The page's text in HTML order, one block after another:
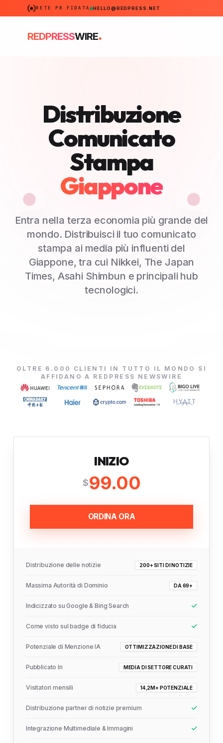
RETE PR FIDATA HELLO@REDPRESS.NET
REDPRESSWIRE.
Distribuzione
Comunicato
Stampa
Giappone
Entra nella terza economia più grande del
mondo. Distribuisci il tuo comunicato
stampa ai media più influenti del
Giappone, tra cui Nikkei, The Japan
Times, Asahi Shimbun e principali hub
tecnologici.
OLTRE 6.000 CLIENTI IN TUTTO IL MONDO SI
AFFIDANO A REDPRESS NEWSWIRE
INIZIO
$99.00
ORDINA ORA
Distribuzione delle notizie 200+ SITI DI NOTIZIE
Massima Autorità di Dominio DA 69+
Indicizzato su Google & Bing Search
Come visto sul badge di fiducia
Potenziale di Menzione IA OTTIMIZZAZIONE DI BASE
Pubblicato In MEDIA DI SETTORE CURATI
Visitatori mensili 14,2M+ POTENZIALE
Distribuzione partner di notizie premium
Integrazione Multimediale & Immagini